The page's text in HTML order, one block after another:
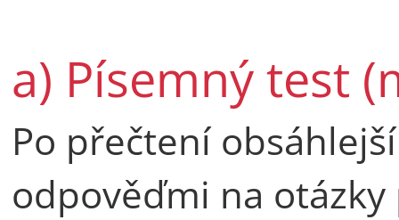
a) Písemný test
Po přečtení
odpověďmi na